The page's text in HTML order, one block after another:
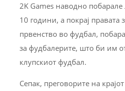
2K Games наводно
10 години, а покрај правата
првенство во фудбал,
за фудбалерите, што би им
клупскиот фудбал.
Сепак, преговорите на